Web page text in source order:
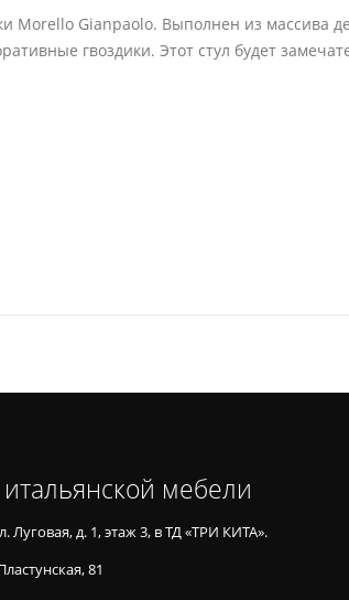
Morello Gianpaolo. Выполнен из массива
гвоздики. Этот стул будет
мебели
Луговая, д. 1, этаж 3, в ТД «ТРИ КИТА».
81